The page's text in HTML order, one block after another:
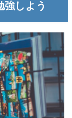
強しよう